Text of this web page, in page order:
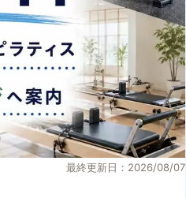
最終更新日：2026/08/07